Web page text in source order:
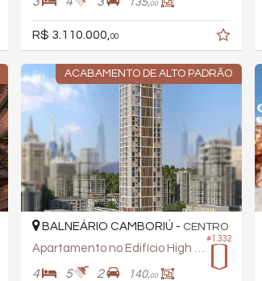
00
R$ 3.110.000, 00
ACABAMENTO DE ALTO PADRÃO
#1.332
BALNEÁRIO CAMBORIÚ - CENTRO
Apartamento no Edifício High Life
4 5 2 140,00